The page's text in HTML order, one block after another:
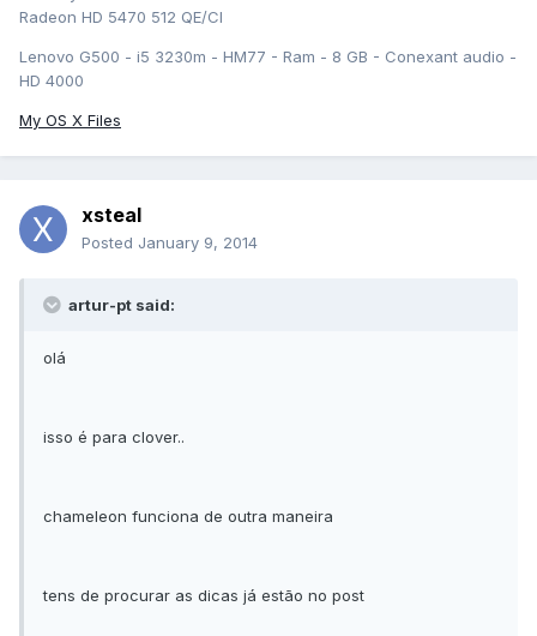
Radeon HD 5470 512 QE/CI
Lenovo G500 - i5 3230m - HM77 - Ram - 8 GB - Conexant audio -
HD 4000
My OS X Files
xsteal
Posted January 9, 2014
artur-pt said:
olá
isso é para clover..
chameleon funciona de outra maneira
tens de procurar as dicas já estão no post